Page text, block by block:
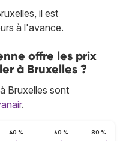
il est
à l'avance.
offre les prix
à Bruxelles ?
Bruxelles sont
.
40 % 60 % 80 %